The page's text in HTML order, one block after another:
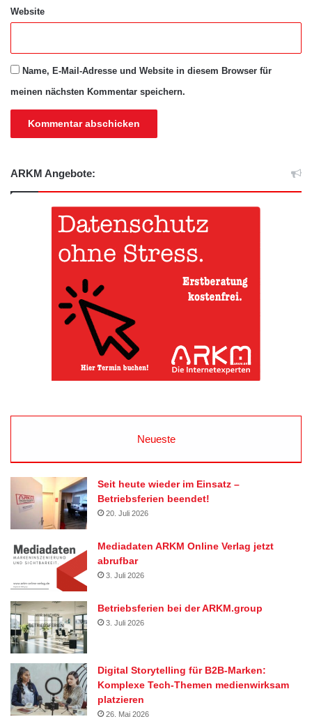
Website
Name, E-Mail-Adresse und Website in diesem Browser für
meinen nächsten Kommentar speichern.
ARKM Angebote:
Neueste
Seit heute wieder im Einsatz –
Betriebsferien beendet!
20. Juli 2026
Mediadaten ARKM Online Verlag jetzt
abrufbar
3. Juli 2026
Betriebsferien bei der ARKM.group
3. Juli 2026
Digital Storytelling für B2B-Marken:
Komplexe Tech-Themen medienwirksam
platzieren
26. Mai 2026